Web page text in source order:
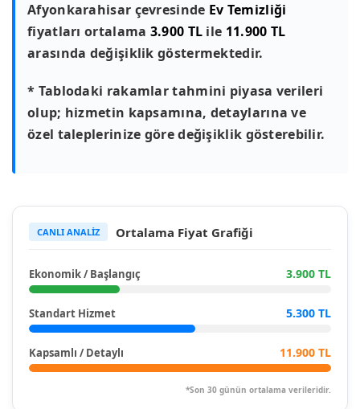
Afyonkarahisar çevresinde Ev Temizliği
fiyatları ortalama 3.900 TL ile 11.900 TL
arasında değişiklik göstermektedir.
* Tablodaki rakamlar tahmini piyasa verileri
olup; hizmetin kapsamına, detaylarına ve
özel taleplerinize göre değişiklik gösterebilir.
CANLI ANALİZ Ortalama Fiyat Grafiği
Ekonomik / Başlangıç 3.900 TL
Standart Hizmet 5.300 TL
Kapsamlı / Detaylı 11.900 TL
*Son 30 günün ortalama verileridir.